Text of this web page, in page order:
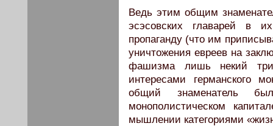
Ведь этим общим
эсэсовских главарей в
пропаганду (что им
уничтожения евреев на
фашизма лишь некий
интересами германского
общий знаменатель
монополистическом
мышлении категориями